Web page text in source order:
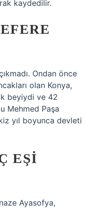
kaydedilir.
Ondan önce
olan Konya,
beyiydi ve 42
Mehmed Paşa
yıl boyunca devleti
EŞI